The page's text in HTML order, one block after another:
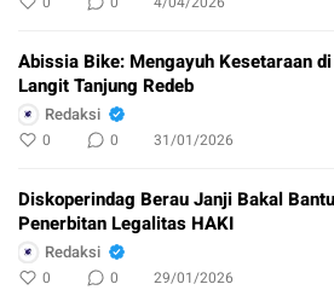
Abissia Bike: Mengayuh Kesetaraan
Langit Tanjung Redeb
Redaksi
0 0 31/01/2026
Diskoperindag Berau Janji Bakal Bantu
Penerbitan Legalitas HAKI
Redaksi
0 0 29/01/2026